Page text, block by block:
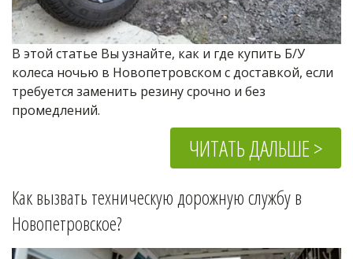
В этой статье Вы узнайте, как и где купить Б/У
колеса ночью в Новопетровском с доставкой, если
требуется заменить резину срочно и без
промедлений.
ЧИТАТЬ ДАЛЬШЕ >
Новопетровское?